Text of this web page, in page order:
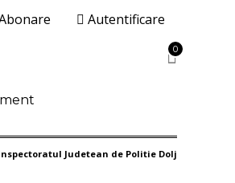
Autentificare
0
Judetean de Politie Dolj